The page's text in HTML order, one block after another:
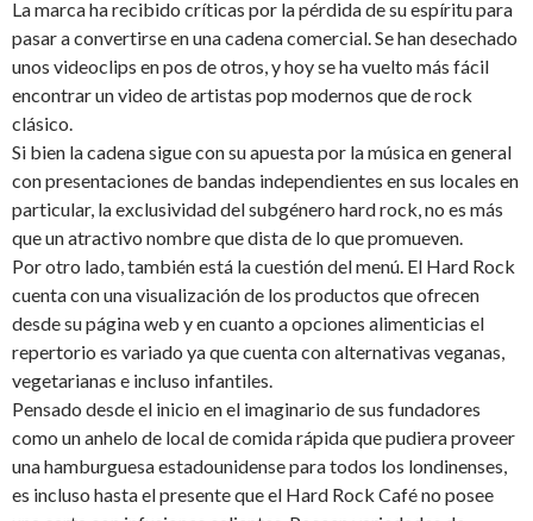
La marca ha recibido críticas por la pérdida de su espíritu para
pasar a convertirse en una cadena comercial. Se han desechado
unos videoclips en pos de otros, y hoy se ha vuelto más fácil
encontrar un video de artistas pop modernos que de rock
clásico.
Si bien la cadena sigue con su apuesta por la música en general
con presentaciones de bandas independientes en sus locales en
particular, la exclusividad del subgénero hard rock, no es más
que un atractivo nombre que dista de lo que promueven.
Por otro lado, también está la cuestión del menú. El Hard Rock
cuenta con una visualización de los productos que ofrecen
desde su página web y en cuanto a opciones alimenticias el
repertorio es variado ya que cuenta con alternativas veganas,
vegetarianas e incluso infantiles.
Pensado desde el inicio en el imaginario de sus fundadores
como un anhelo de local de comida rápida que pudiera proveer
una hamburguesa estadounidense para todos los londinenses,
es incluso hasta el presente que el Hard Rock Café no posee